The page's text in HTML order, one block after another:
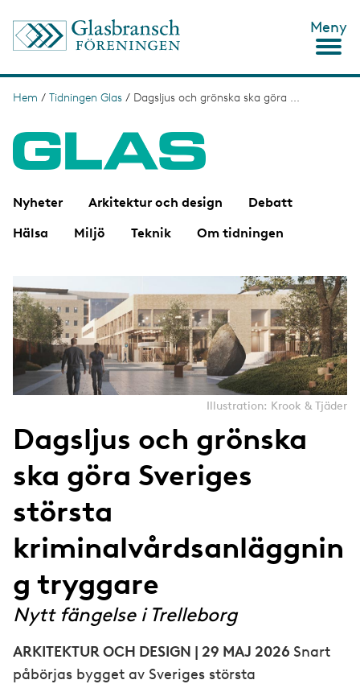
Meny
L
k
s
Hem / Tidningen Glas / Dagsljus och grönska ska göra ...
Nyheter Arkitektur och design
Debatt
Hälsa
Miljö Teknik Om tidningen
I
m
a
g
e
Illustration: Krook & Tjäder
Dagsljus och grönska
ska göra Sveriges
största
kriminalvårdsanläggnin
g tryggare
Nytt fängelse i Trelleborg
ARKITEKTUR OCH DESIGN | 29 MAJ 2026 Snart
påbörjas bygget av Sveriges största